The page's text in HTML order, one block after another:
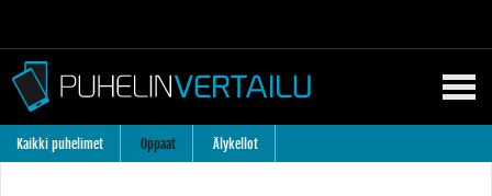
Kaikki puhelimet Oppaat Älykellot